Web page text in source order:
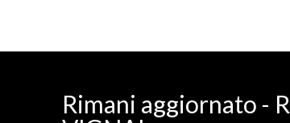
Rimani aggiornato -